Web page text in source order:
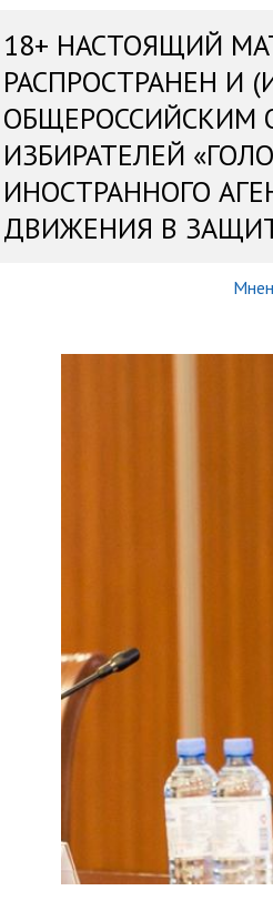
18+ НАСТОЯЩИЙ
РАСПРОСТРАНЕН И
ОБЩЕРОССИЙСКИМ
ИЗБИРАТЕЛЕЙ
ИНОСТРАННОГО
ДВИЖЕНИЯ В